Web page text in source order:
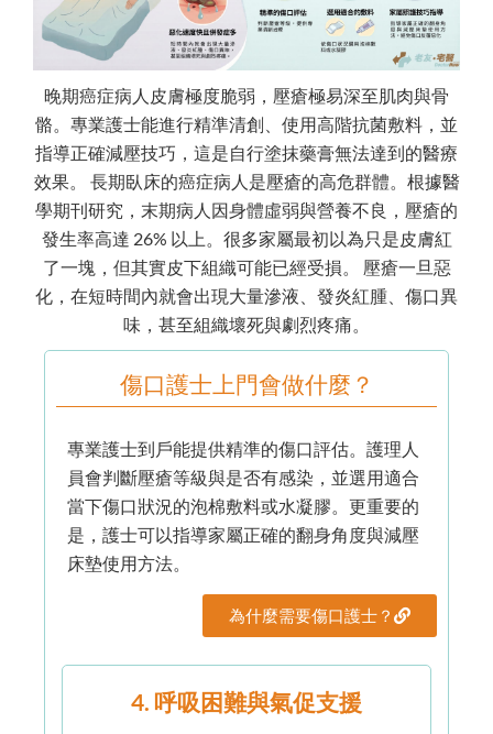
晚期癌症病人皮膚極度脆弱，壓瘡極易深至肌肉與骨
骼。專業護士能進行精準清創、使用高階抗菌敷料，並
指導正確減壓技巧，這是自行塗抹藥膏無法達到的醫療
效果。 長期臥床的癌症病人是壓瘡的高危群體。根據醫
學期刊研究，末期病人因身體虛弱與營養不良，壓瘡的
發生率高達 26% 以上。很多家屬最初以為只是皮膚紅
了一塊，但其實皮下組織可能已經受損。 壓瘡一旦惡
化，在短時間內就會出現大量滲液、發炎紅腫、傷口異
味，甚至組織壞死與劇烈疼痛。
傷口護士上門會做什麼？
專業護士到戶能提供精準的傷口評估。護理人
員會判斷壓瘡等級與是否有感染，並選用適合
當下傷口狀況的泡棉敷料或水凝膠。更重要的
是，護士可以指導家屬正確的翻身角度與減壓
床墊使用方法。
為什麼需要傷口護士？
4. 呼吸困難與氣促支援